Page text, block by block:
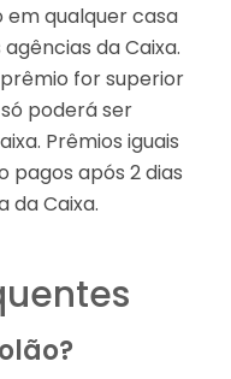
qualquer casa
da Caixa.
for superior
poderá ser
Prêmios iguais
pagos após 2 dias
da Caixa.